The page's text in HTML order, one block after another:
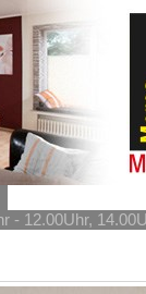
- 12.00Uhr,